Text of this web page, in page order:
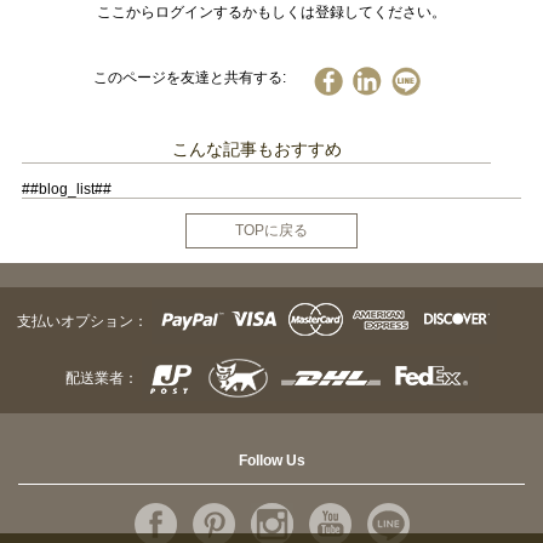
ここからログインするかもしくは登録してください。
このページを友達と共有する:
こんな記事もおすすめ
##blog_list##
TOPに戻る
支払いオプション：
配送業者：
Follow Us